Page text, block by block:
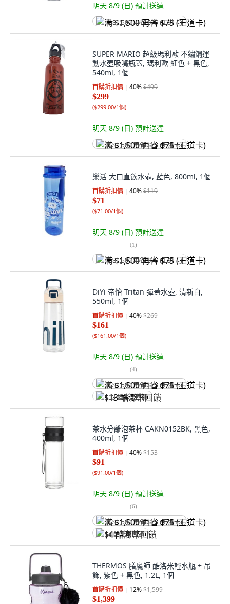
明天 8/9 (日) 預計送達
满 $1,500 再省 $75 (王道卡)
SUPER MARIO 超級瑪利歐 不鏽鋼運
動水壺吸嘴瓶蓋, 瑪利歐 紅色 + 黑色,
540ml, 1個
首購折扣價 40%$499
$299
($299.00/1個)
明天 8/9 (日) 預計送達
满 $1,500 再省 $75 (王道卡)
樂活 大口直飲水壺, 藍色, 800ml, 1個
首購折扣價 40%$119
$71
($71.00/1個)
明天 8/9 (日) 預計送達
(1)
满 $1,500 再省 $75 (王道卡)
DiYi 帝怡 Tritan 彈蓋水壺, 清新白,
550ml, 1個
首購折扣價 40%$269
$161
($161.00/1個)
明天 8/9 (日) 預計送達
(4)
满 $1,500 再省 $75 (王道卡)
$13 酷澎幣回饋
茶水分離泡茶杯 CAKN0152BK, 黑色,
400ml, 1個
首購折扣價 40%$153
$91
($91.00/1個)
明天 8/9 (日) 預計送達
(6)
满 $1,500 再省 $75 (王道卡)
$4 酷澎幣回饋
THERMOS 膳魔師 酷洛米輕水瓶 + 吊
飾, 紫色 + 黑色, 1.2L, 1個
首購折扣價 12%$1,599
$1,399